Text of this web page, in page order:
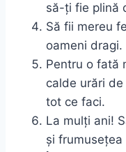
să-ți fie plină
Să fii mereu
oameni
Pentru o fată
calde urări
tot ce faci.
La mulți ani!
și